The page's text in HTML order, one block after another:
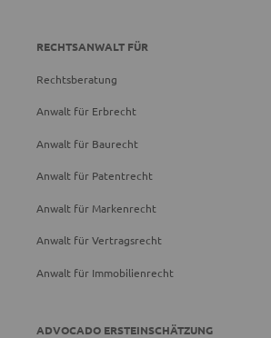
RECHTSANWALT FÜR
Rechtsberatung
Anwalt für Erbrecht
Anwalt für Baurecht
Anwalt für Patentrecht
Anwalt für Markenrecht
Anwalt für Vertragsrecht
Anwalt für Immobilienrecht
ADVOCADO ERSTEINSCHÄTZUNG